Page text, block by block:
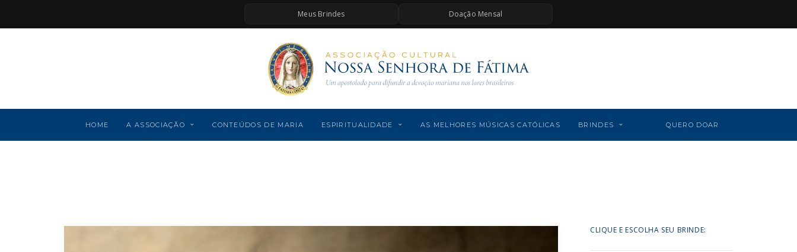
Meus Brindes Doação Mensal
HOME A ASSOCIAÇÃO CONTEÚDOS DE MARIA ESPIRITUALIDADE AS MELHORES MÚSICAS CATÓLICAS BRINDES QUERO DOAR
CLIQUE E ESCOLHA SEU BRINDE: